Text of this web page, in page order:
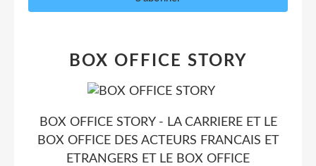
BOX OFFICE STORY
BOX OFFICE STORY - LA CARRIERE ET LE
BOX OFFICE DES ACTEURS FRANCAIS ET
ETRANGERS ET LE BOX OFFICE